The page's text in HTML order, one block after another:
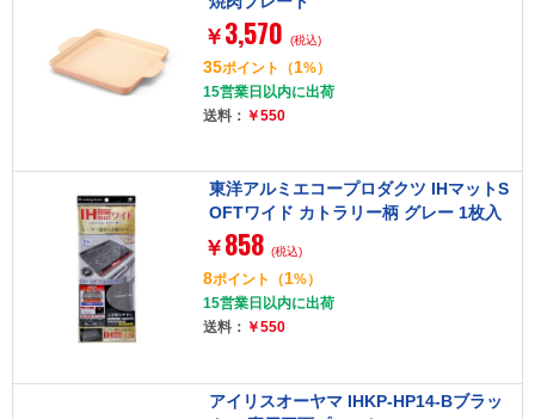
￥ 3,570 (税込)
35ポイント （1%）
15営業日以内に出荷
送料： ￥550
東洋アルミエコープロダクツ IHマットS
OFTワイド カトラリー柄 グレー 1枚入
￥ 858 (税込)
8ポイント （1%）
15営業日以内に出荷
送料： ￥550
アイリスオーヤマ IHKP-HP14-Bブラッ